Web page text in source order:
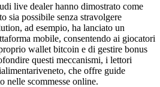
live dealer hanno dimostrato come
sia possibile senza stravolgere
ad esempio, ha lanciato un
mobile, consentendo ai giocatori
wallet bitcoin e di gestire bonus
questi meccanismi, i lettori
che offre guide
nelle scommesse online.